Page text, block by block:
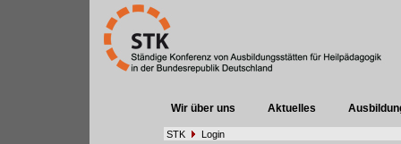
Wir über uns Aktuelles
STK Login